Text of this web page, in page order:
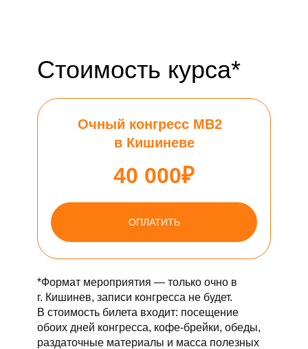
Стоимость курса*
Очный конгресс МВ2
в Кишиневе
40 000₽
ОПЛАТИТЬ
*Формат мероприятия — только очно в
г. Кишинев, записи конгресса не будет.
В стоимость билета входит: посещение
обоих дней конгресса, кофе-брейки, обеды,
раздаточные материалы и масса полезных